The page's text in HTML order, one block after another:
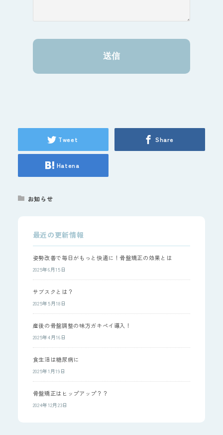
Tweet Share
Hatena
お知らせ
最近の更新情報
姿勢改善で毎日がもっと快適に！骨盤矯正の効果とは
2025年6月15日
サブスクとは？
2025年5月18日
産後の骨盤調整の味方ガキペイ導入！
2025年4月16日
食生活は糖尿病に
2025年1月19日
骨盤矯正はヒップアップ？？
2024年12月23日